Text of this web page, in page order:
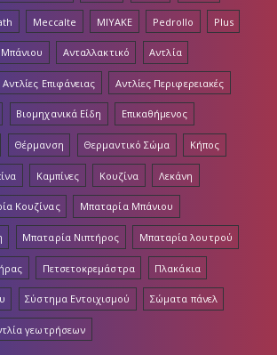
Meccalte MIYAKE Pedrollo Plus
Ανταλλακτικό Αντλία
Αντλίες Επιφάνειας Αντλίες Περιφερειακές
Βιομηχανικά Είδη Επικαθήμενος
Θέρμανση Θερμαντικό Σώμα Κήπος
Καμπίνες Κουζίνα Λεκάνη
Κουζίνας Μπαταρία Μπάνιου
Μπαταρία Νιπτήρος Μπαταρία λουτρού
Πετσετοκρεμάστρα Πλακάκια
Σύστημα Εντοιχισμού Σώματα πάνελ
γεωτρήσεων